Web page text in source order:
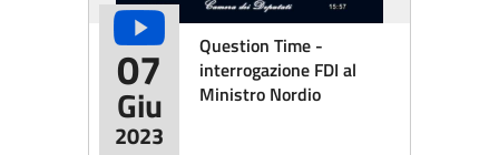
Question Time -
interrogazione FDI al
Ministro Nordio
07
Giu
2023